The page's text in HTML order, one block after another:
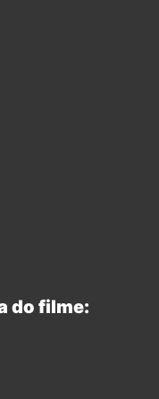
do filme: